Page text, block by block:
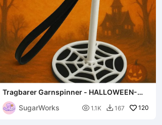
Tragbarer Garnspinner - HALLOWEEN-
SPINNENNETZ
SugarWorks
 1.1K  167 120